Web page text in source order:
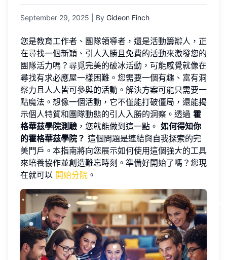
September 29, 2025 | By Gideon Finch
您是教育工作者、團隊領導者，還是活動籌辦人，正
在尋找一個新穎、引人入勝且免費的活動來激發您的
團隊活力嗎？尋覓完美的破冰活動，可能感覺就像在
尋找有求必應屋一樣困難。您需要一個有趣、富有洞
察力且人人皆可參與的活動。解決方案可能只需要一
點魔法。想像一個活動，它不僅能打破僵局，還能揭
示個人特質和團隊動態的引人入勝的洞察。透過 霍
格華茲學院測驗 ，您就能做到這一點。 如何得知你
的霍格華茲學院？ 這個問題是連結與自我探索的完
美門戶。本指南將向您展示如何使用這個強大的工具
來培養協作並創造難忘時刻。準備好開始了嗎？您現
在就可以 開始分院 。